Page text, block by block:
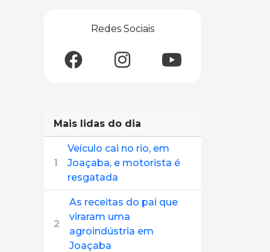
Redes Sociais
Mais lidas do dia
1
Veículo cai no rio, em
Joaçaba, e motorista é
resgatada
2
As receitas do pai que
viraram uma
agroindústria em
Joaçaba